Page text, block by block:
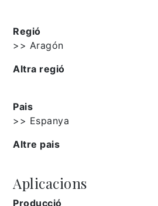
Regió
>> Aragón
Altra regió
Pais
>> Espanya
Altre pais
Aplicacions
Producció